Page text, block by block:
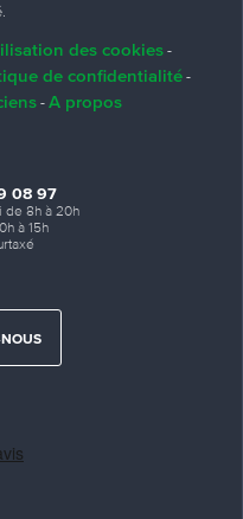
des cookies -
de confidentialité-
- A propos
08 97
de 8h à 20h
à 15h